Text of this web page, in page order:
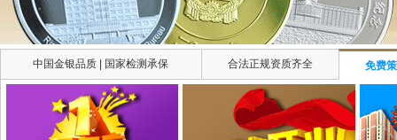
中国金银品质 | 国家检测承保 合法正规资质齐全 免费